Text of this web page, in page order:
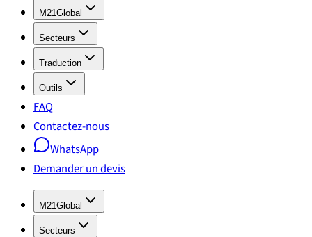
M21Global
Secteurs
Traduction
Outils
FAQ
Contactez-nous
WhatsApp
Demander un devis
M21Global
Secteurs